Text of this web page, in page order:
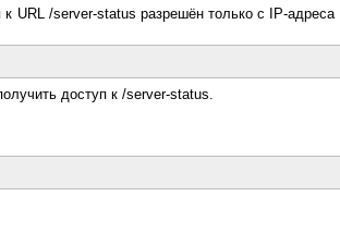
/server-status разрешён только с IP-
доступ к /server-status.